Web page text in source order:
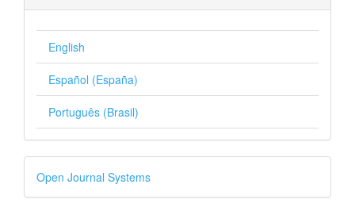
English
Español (España)
Português (Brasil)
Desenvolvido
por
Open Journal Systems